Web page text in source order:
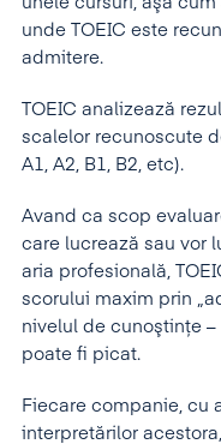
unde TOEIC este
admitere.
TOEIC analizează
scalelor recunoscute
A1, A2, B1, B2, etc).
Avand ca scop
care lucrează sau vor
aria profesională,
scorului maxim prin
nivelul de cunoştinţe
poate fi picat.
Fiecare companie, cu
interpretărilor